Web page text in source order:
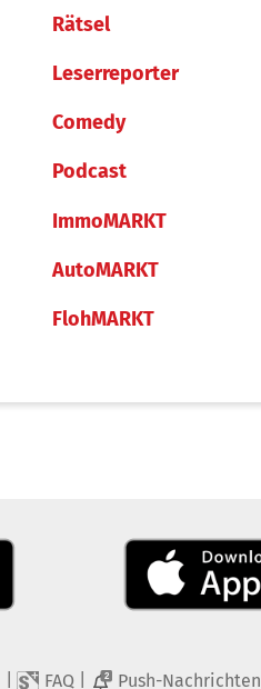
Rätsel
Leserreporter
Comedy
Podcast
ImmoMARKT
AutoMARKT
FlohMARKT
FAQ 2 Push-Nachrichten